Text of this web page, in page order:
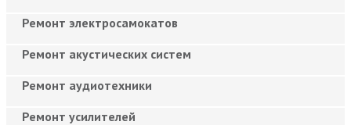
Ремонт электросамокатов
Ремонт акустических систем
Ремонт аудиотехники
Ремонт усилителей